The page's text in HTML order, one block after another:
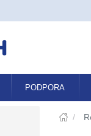
PODPORA
/